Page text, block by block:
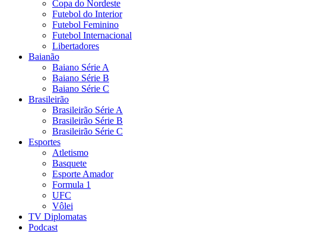
Copa do Nordeste
Futebol do Interior
Futebol Feminino
Futebol Internacional
Libertadores
Baianão
Baiano Série A
Baiano Série B
Baiano Série C
Brasileirão
Brasileirão Série A
Brasileirão Série B
Brasileirão Série C
Esportes
Atletismo
Basquete
Esporte Amador
Formula 1
UFC
Vôlei
TV Diplomatas
Podcast